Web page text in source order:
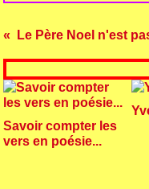
Savoir compter les
vers en poésie...